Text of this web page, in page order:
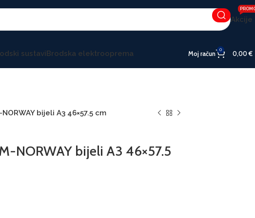
Akcije
sustaviBrodska elektrooprema Moj račun 0 0,00€
bijeli A3 46×57.5 cm
NORWAY bijeli A3 46×57.5